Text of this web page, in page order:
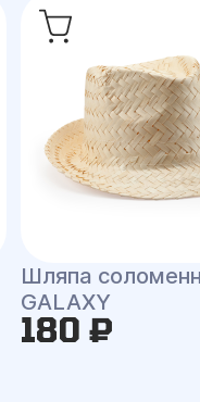
Шляпа
GALAXY
180 ₽